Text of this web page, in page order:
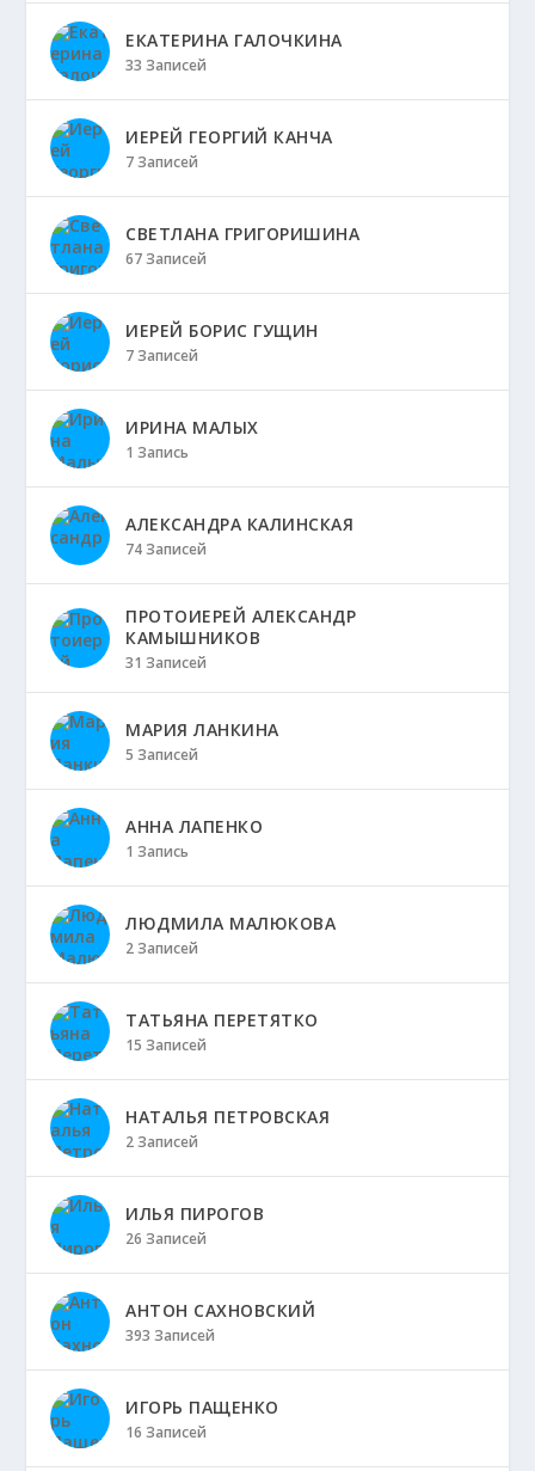
ЕКАТЕРИНА ГАЛОЧКИНА
33 Записей
ИЕРЕЙ ГЕОРГИЙ КАНЧА
7 Записей
СВЕТЛАНА ГРИГОРИШИНА
67 Записей
ИЕРЕЙ БОРИС ГУЩИН
7 Записей
ИРИНА МАЛЫХ
1 Запись
АЛЕКСАНДРА КАЛИНСКАЯ
74 Записей
ПРОТОИЕРЕЙ АЛЕКСАНДР
КАМЫШНИКОВ
31 Записей
МАРИЯ ЛАНКИНА
5 Записей
АННА ЛАПЕНКО
1 Запись
ЛЮДМИЛА МАЛЮКОВА
2 Записей
ТАТЬЯНА ПЕРЕТЯТКО
15 Записей
НАТАЛЬЯ ПЕТРОВСКАЯ
2 Записей
ИЛЬЯ ПИРОГОВ
26 Записей
АНТОН САХНОВСКИЙ
393 Записей
ИГОРЬ ПАЩЕНКО
16 Записей